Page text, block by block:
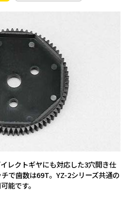
レクトギヤにも対応した3穴開き仕
で歯数は69T。YZ-2シリーズ共通の
能です。